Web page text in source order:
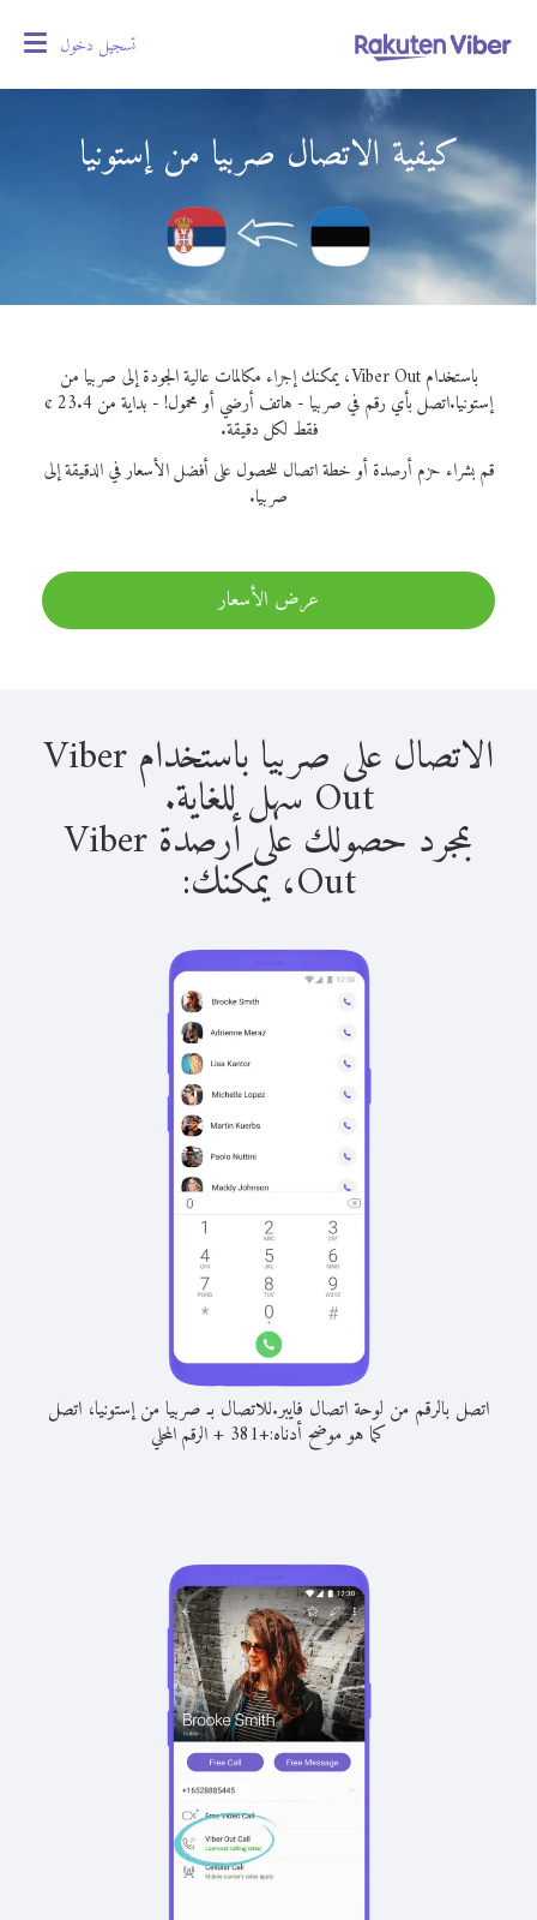
تسجيل دخول
كيفية الاتصال صربيا من إستونيا
باستخدام Viber Out، يمكنك إجراء مكالمات عالية الجودة إلى صربيا من
إستونيا.
اتصل بأي رقم في صربيا - هاتف أرضي أو محمول! - بداية من 23.4 ¢
فقط لكل دقيقة.
قم بشراء حزم أرصدة أو خطة اتصال للحصول على أفضل الأسعار في الدقيقة إلى
صربيا.
عرض الأسعار
الاتصال على صربيا باستخدام Viber
Out سهل للغاية.
بمجرد حصولك على أرصدة Viber
Out، يمكنك:
اتصل بالرقم من لوحة اتصال فايبر.للاتصال بـ صربيا من إستونيا، اتصل
كما هو موضح أدناه:+
381
+الرقم المحلي